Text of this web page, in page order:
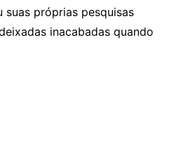
suas próprias pesquisas
inacabadas quando